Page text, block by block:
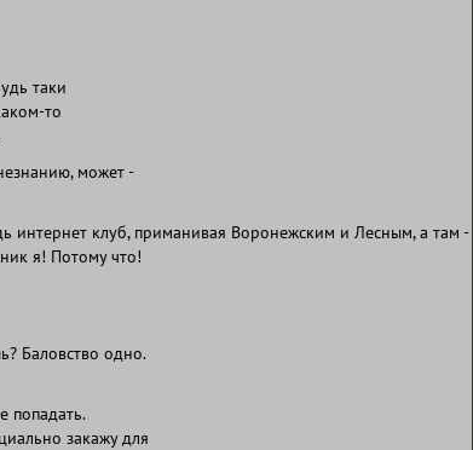
таки
то
может -
интернет клуб, приманивая Воронежским и Лесным, а там -
я! Потому что!
Баловство одно.
попадать.
закажу для